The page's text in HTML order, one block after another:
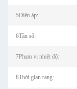
5Điện áp:
6Tần số:
7Phạm vi nhiệt độ:
8Thời gian rang: